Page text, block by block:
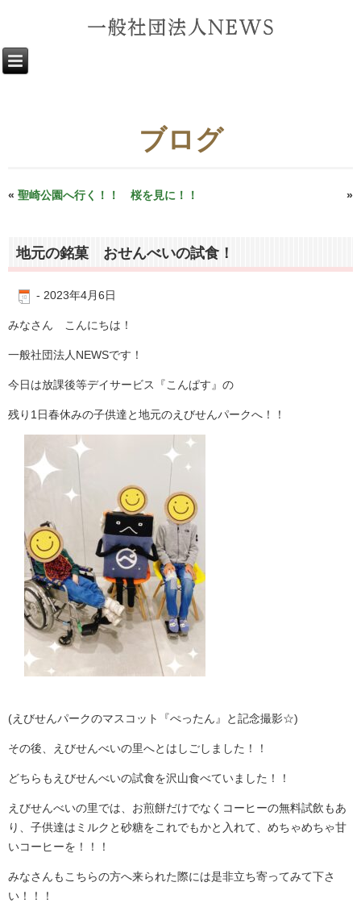
ブログ
« 聖崎公園へ行く！！ 桜を見に！！ »
地元の銘菓 おせんべいの試食！
- 2023年4月6日
みなさん こんにちは！
一般社団法人 NEWSです！
今日は放課後等デイサービス『こんぱす』の
残り 1 日春休みの子供達と地元のえびせんパークへ！！
(えびせんパークのマスコット『ぺったん』と記念撮影☆)
その後、えびせんべいの里へとはしごしました！！
どちらもえびせんべいの試食を沢山食べていました！！
えびせんべいの里では、お煎餅だけでなくコーヒーの無料試飲もあ
り、子供達はミルクと砂糖をこれでもかと入れて、めちゃめちゃ甘
いコーヒーを！！！
みなさんもこちらの方へ来られた際には是非立ち寄ってみて下さ
い！！！